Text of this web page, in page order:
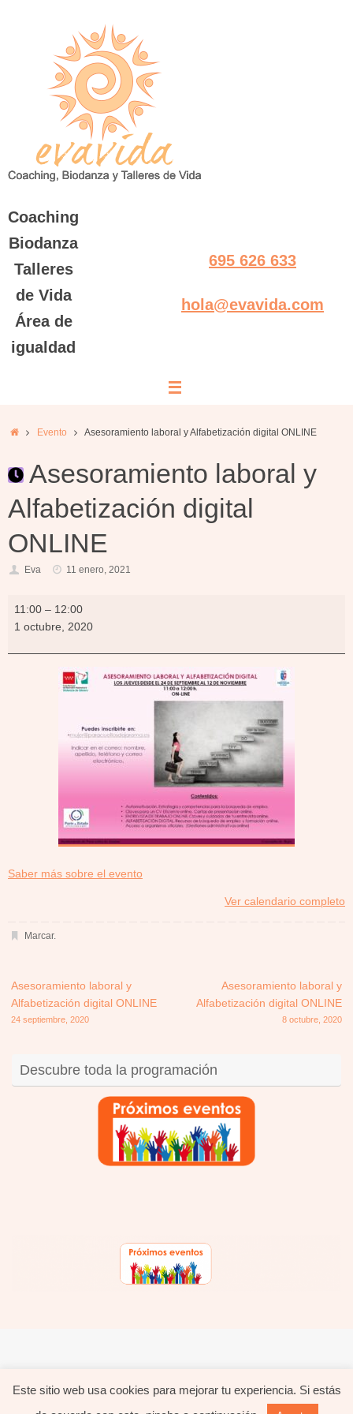
Coaching
Biodanza
Talleres
de Vida
Área de
igualdad
695 626 633
hola@evavida.com
InicioEvento Asesoramiento laboral y Alfabetización digital ONLINE
Asesoramiento laboral y
Alfabetización digital
ONLINE
Eva 11 enero, 2021
Asesoramiento
laboral
Alfabetización
11:00 – 12:00
1 octubre, 2020
Saber más sobre el eventoabout
Ver calendario completo
Marcar.
Asesoramiento laboral y
Alfabetización digital ONLINE
24 septiembre, 2020
Asesoramiento laboral y
Alfabetización digital ONLINE
8 octubre, 2020
Descubre toda la programación
hola@evavida.com - 695.626.633 - Política de privacidad Política de cookies
Este sitio web usa cookies para mejorar tu experiencia. Si estás